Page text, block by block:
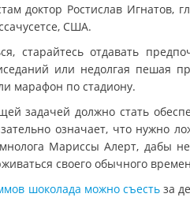
доктор Ростислав Игнатов,
США.
старайтесь отдавать
или недолгая пешая
марафон по стадиону.
задачей должно стать
означает, что нужно
Мариссы Алерт, дабы
своего обычного
шоколада можно съестьза